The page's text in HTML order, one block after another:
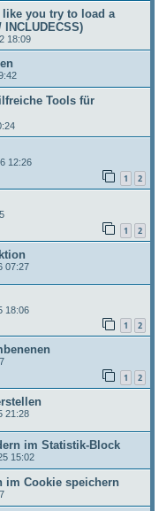
like you try to load a
18:09
Tools für
12:26
1 2
1 2
07:27
18:06
1 2
1 2
21:28
im Statistik-Block
15:02
im Cookie speichern